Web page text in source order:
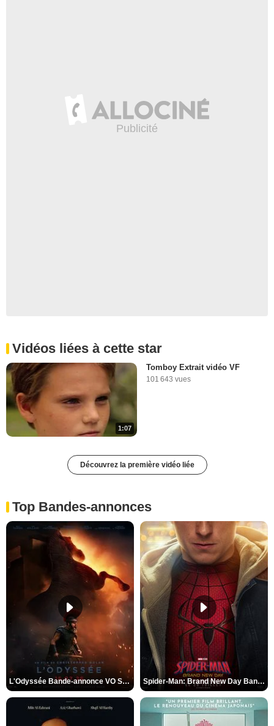
Vidéos liées à cette star
1:07
Tomboy Extrait vidéo VF
101 643 vues
Découvrez la première vidéo liée
Top Bandes-annonces
L'Odyssée Bande-annonce VO STFR Spider-Man: Brand New Day Bande-annonce VO STFR